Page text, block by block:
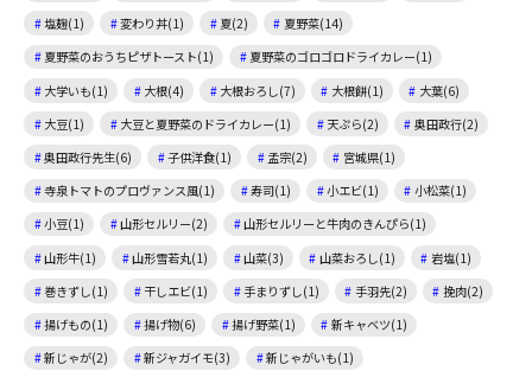
塩麹(1)
変わり丼(1) 夏(2)
夏野菜(14)
夏野菜のおうちピザトースト(1)
夏野菜のゴロゴロドライカレー(1)
大学いも(1)
大根(4) 大根おろし(7) 大根餅(1)
大葉(6)
大豆(1)
大豆と夏野菜のドライカレー(1) 天ぷら(2)
奥田政行(2)
奥田政行先生(6)
子供洋食(1) 孟宗(2)
宮城県(1)
寺泉トマトのプロヴァンス風(1)
寿司(1) 小エビ(1)
小松菜(1)
小豆(1)
山形セルリー(2)
山形セルリーと牛肉のきんぴら(1)
山形牛(1)
山形雪若丸(1) 山菜(3) 山菜おろし(1)
岩塩(1)
巻きずし(1)
干しエビ(1) 手まりずし(1) 手羽先(2)
挽肉(2)
揚げもの(1)
揚げ物(6) 揚げ野菜(1)
新キャベツ(1)
新じゃが(2)
新ジャガイモ(3)
新じゃがいも(1)